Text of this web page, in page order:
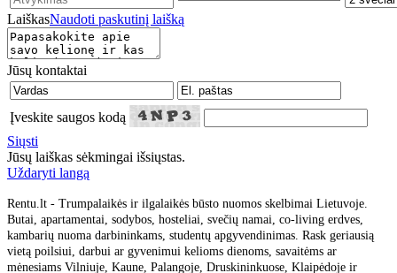
LaiškasNaudoti paskutinį laišką
Jūsų kontaktai
Įveskite saugos kodą
Siųsti
Jūsų laiškas sėkmingai išsiųstas.
Uždaryti langą
Rentu.lt - Trumpalaikės ir ilgalaikės būsto nuomos skelbimai Lietuvoje.
Butai, apartamentai, sodybos, hosteliai, svečių namai, co-living erdves,
kambarių nuoma darbininkams, studentų apgyvendinimas. Rask geriausią
vietą poilsiui, darbui ar gyvenimui kelioms dienoms, savaitėms ar
mėnesiams Vilniuje, Kaune, Palangoje, Druskininkuose, Klaipėdoje ir